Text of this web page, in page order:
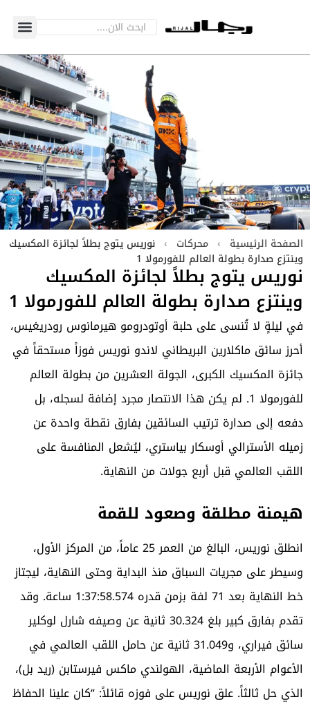
الصفحة الرئيسية › محركات › نوريس يتوج بطلاً لجائزة المكسيك
وينتزع صدارة بطولة العالم للفورمولا 1
نوريس يتوج بطلاً لجائزة المكسيك
وينتزع صدارة بطولة العالم للفورمولا 1
في ليلةٍ لا تُنسى على حلبة أوتودرومو هيرمانوس رودريغيس،
أحرز سائق ماكلارين البريطاني لاندو نوريس فوزاً مستحقاً في
جائزة المكسيك الكبرى، الجولة العشرين من بطولة العالم
للفورمولا 1. لم يكن هذا الانتصار مجرد إضافة لسجله، بل
دفعه إلى صدارة ترتيب السائقين بفارق نقطة واحدة عن
زميله الأسترالي أوسكار بياستري، ليُشعل المنافسة على
اللقب العالمي قبل أربع جولات من النهاية.
هيمنة مطلقة وصعود للقمة
انطلق نوريس، البالغ من العمر 25 عاماً، من المركز الأول،
وسيطر على مجريات السباق منذ البداية وحتى النهاية، ليجتاز
خط النهاية بعد 71 لفة بزمن قدره 1:37:58.574 ساعة. وقد
تقدم بفارق كبير بلغ 30.324 ثانية عن وصيفه شارل لوكلير
سائق فيراري، و31.049 ثانية عن حامل اللقب العالمي في
الأعوام الأربعة الماضية، الهولندي ماكس فيرستابن (ريد بل)،
الذي حل ثالثاً. علق نوريس على فوزه قائلاً: “كان علينا الحفاظ